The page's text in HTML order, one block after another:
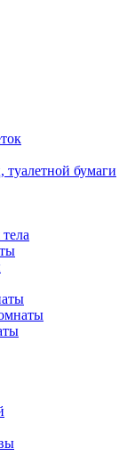
туалетной бумаги